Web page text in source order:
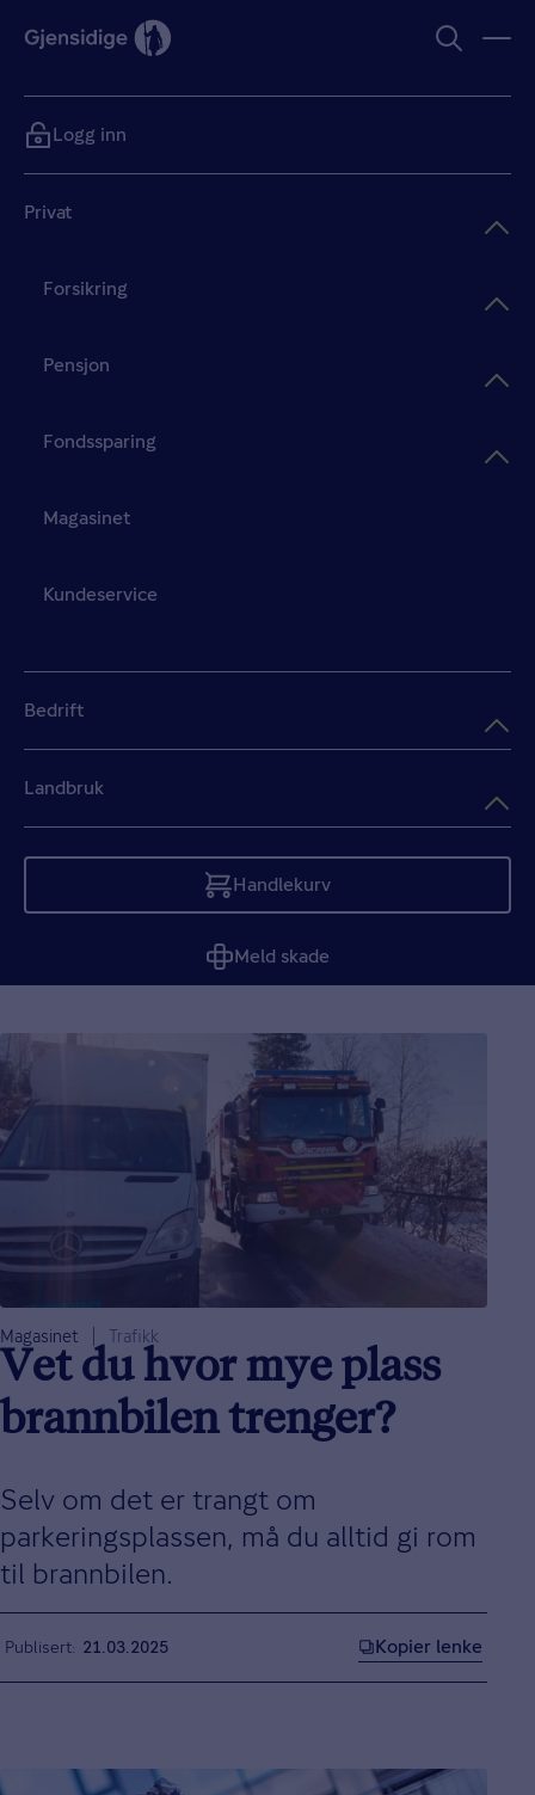
Privat
Forsikring
Pensjon
Fondssparing
Magasinet
Kundeservice
Bedrift
Landbruk
Handlekurv
Tom
Meld skade
Logg inn
Magasinet Trafikk
Vet du hvor mye plass
brannbilen trenger?
Selv om det er trangt om
parkeringsplassen, må du alltid gi rom
til brannbilen.
Publisert 21.03.2025 Kopier lenke